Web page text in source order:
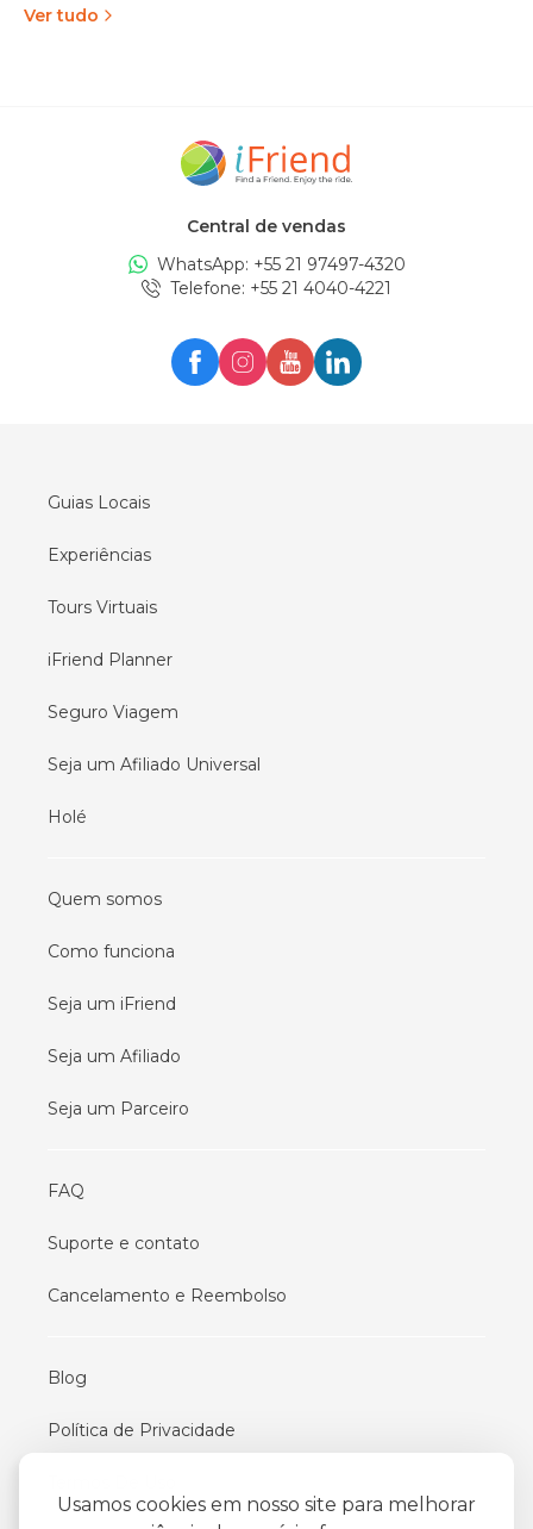
Usamos cookies em nosso site para melhorar
Ver tudo
Central de vendas
WhatsApp: +55 21 97497-4320
Telefone: +55 21 4040-4221
Guias Locais
Experiências
Tours Virtuais
iFriend Planner
Seguro Viagem
Seja um Afiliado Universal
Holé
Quem somos
Como funciona
Seja um iFriend
Seja um Afiliado
Seja um Parceiro
FAQ
Suporte e contato
Cancelamento e Reembolso
Blog
Política de Privacidade